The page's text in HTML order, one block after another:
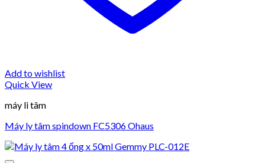
Add to wishlist
Quick View
máy li tâm
Máy ly tâm spindown FC5306 Ohaus